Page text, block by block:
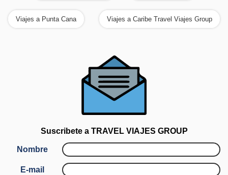
Viajes a Punta Cana Viajes a Caribe Travel Viajes Group
Suscribete a TRAVEL VIAJES GROUP
Nombre
E-mail